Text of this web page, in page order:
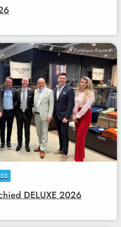
Funkhaus Bayreuth
DELUXE 2026